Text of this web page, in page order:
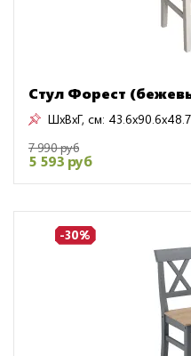
Стул Форест
ШxВxГ, см: 43.6x90.6x48.7
7 990 руб
5 593 руб
-30%